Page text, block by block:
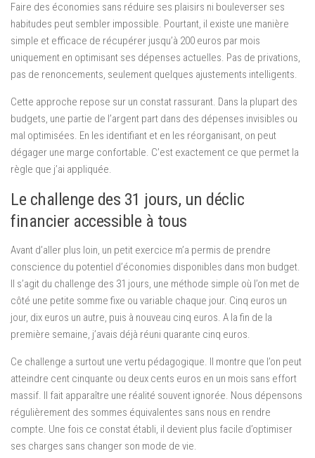
Faire des économies sans réduire ses plaisirs ni bouleverser ses
habitudes peut sembler impossible. Pourtant, il existe une manière
simple et efficace de récupérer jusqu’à 200 euros par mois
uniquement en optimisant ses dépenses actuelles. Pas de privations,
pas de renoncements, seulement quelques ajustements intelligents.
Cette approche repose sur un constat rassurant. Dans la plupart des
budgets, une partie de l’argent part dans des dépenses invisibles ou
mal optimisées. En les identifiant et en les réorganisant, on peut
dégager une marge confortable. C’est exactement ce que permet la
règle que j’ai appliquée.
Le challenge des 31 jours, un déclic
financier accessible à tous
Avant d’aller plus loin, un petit exercice m’a permis de prendre
conscience du potentiel d’économies disponibles dans mon budget.
Il s’agit du challenge des 31 jours, une méthode simple où l’on met de
côté une petite somme fixe ou variable chaque jour. Cinq euros un
jour, dix euros un autre, puis à nouveau cinq euros. A la fin de la
première semaine, j’avais déjà réuni quarante cinq euros.
Ce challenge a surtout une vertu pédagogique. Il montre que l’on peut
atteindre cent cinquante ou deux cents euros en un mois sans effort
massif. Il fait apparaître une réalité souvent ignorée. Nous dépensons
régulièrement des sommes équivalentes sans nous en rendre
compte. Une fois ce constat établi, il devient plus facile d’optimiser
ses charges sans changer son mode de vie.